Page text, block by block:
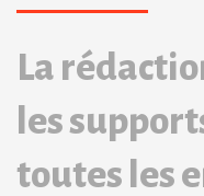
La
les
toutes les